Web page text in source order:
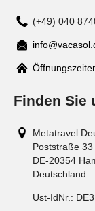
(+49) 040
Mail
Finden Sie
Metatravel
Poststraße 33
DE-20354
Deutschland
Ust-IdNr.: